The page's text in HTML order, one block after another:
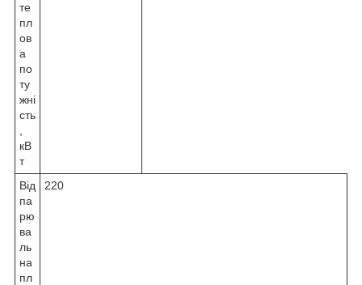
те
пл
ов
а
по
ту
жні
сть
кВ
т
Від
па
рю
ва
ль
на
пл
220